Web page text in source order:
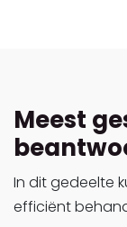
Meest
In dit gedeelte
efficiënt